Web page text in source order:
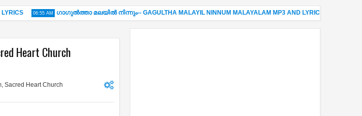
06:55 AM ഗാഗുല്‍ത്താ മലയില്‍ നിന്നും-- GAGULTHA MALAYIL NINNUM MALAYALAM MP3 AND LYRICS 06:55 AM
Church
, Sacred Heart Church